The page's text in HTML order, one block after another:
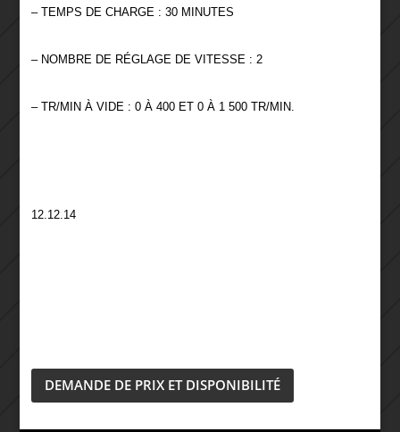
– TEMPS DE CHARGE : 30 MINUTES
– NOMBRE DE RÉGLAGE DE VITESSE : 2
– TR/MIN À VIDE : 0 À 400 ET 0 À 1 500 TR/MIN.
12.12.14
DEMANDE DE PRIX ET DISPONIBILITÉ